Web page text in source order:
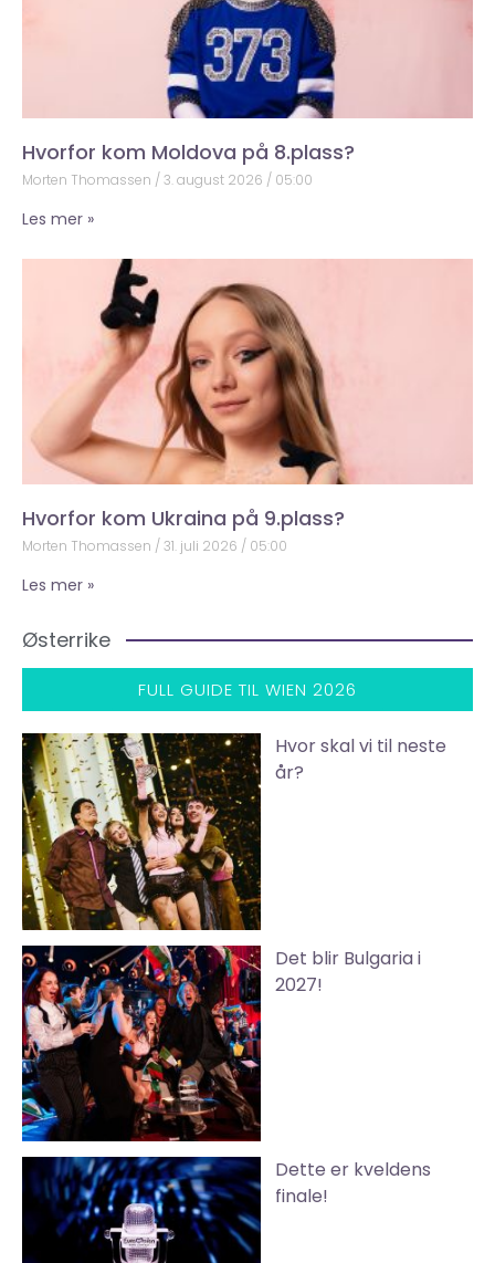
Hvorfor kom Moldova på 8.plass?
Morten Thomassen 3. august 2026 05:00
Les mer »
Hvorfor kom Ukraina på 9.plass?
Morten Thomassen 31. juli 2026 05:00
Les mer »
Østerrike
FULL GUIDE TIL WIEN 2026
Hvor skal vi til neste
år?
Det blir Bulgaria i
2027!
Dette er kveldens
finale!